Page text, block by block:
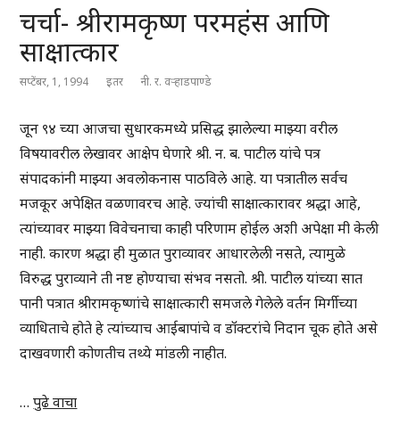
चर्चा- श्रीरामकृष्ण परमहंस आणि
साक्षात्कार
सप्टेंबर, 1, 1994 इतर नी. र. वऱ्हाडपाण्डे
जून ९४ च्या आजचा सुधारकमध्ये प्रसिद्ध झालेल्या माझ्या वरील
विषयावरील लेखावर आक्षेप घेणारे श्री. न. ब. पाटील यांचे पत्र
संपादकांनी माझ्या अवलोकनास पाठविले आहे. या पत्रातील सर्वच
मजकूर अपेक्षित वळणावरच आहे. ज्यांची साक्षात्कारावर श्रद्धा आहे,
त्यांच्यावर माझ्या विवेचनाचा काही परिणाम होईल अशी अपेक्षा मी केली
नाही. कारण श्रद्धा ही मुळात पुराव्यावर आधारलेली नसते, त्यामुळे
विरुद्ध पुराव्याने ती नष्ट होण्याचा संभव नसतो. श्री. पाटील यांच्या सात
पानी पत्रात श्रीरामकृष्णांचे साक्षात्कारी समजले गेलेले वर्तन मिर्गीच्या
व्याधिताचे होते हे त्यांच्याच आईबापांचे व डॉक्टरांचे निदान चूक होते असे
दाखवणारी कोणतीच तथ्ये मांडली नाहीत.
…पुढे वाचा